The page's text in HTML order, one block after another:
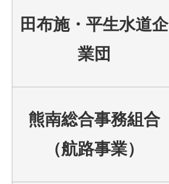
田布施・平生水道企
業団
熊南総合事務組合
（航路事業）